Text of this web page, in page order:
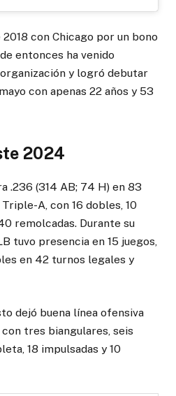
con Chicago por un bono
entonces ha venido
y logró debutar
con apenas 22 años y 53
2024
.236 (314 AB; 74 H) en 83
A, con 16 dobles, 10
remolcadas. Durante su
tuvo presencia en 15 juegos,
en 42 turnos legales y
dejó buena línea ofensiva
tres biangulares, seis
18 impulsadas y 10